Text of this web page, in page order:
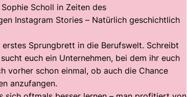
Scholl in Zeiten des
Instagram Stories – Natürlich geschichtlich
erstes Sprungbrett in die Berufswelt. Schreibt
euch ein Unternehmen, bei dem ihr euch
vorher schon einmal, ob auch die Chance
anzufangen.